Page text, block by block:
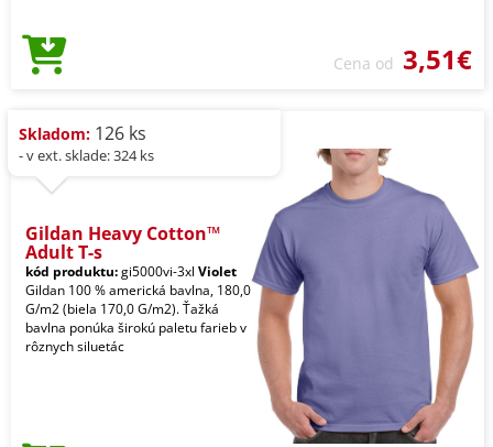
Cena od 3,51€
Skladom: 126 ks
- v ext. sklade: 324 ks
Gildan Heavy Cotton™
Adult T-s
kód produktu:gi5000vi-3xl Violet
Gildan 100 % americká bavlna, 180,0
G/m2 (biela 170,0 G/m2). Ťažká
bavlna ponúka širokú paletu farieb v
rôznych siluetác